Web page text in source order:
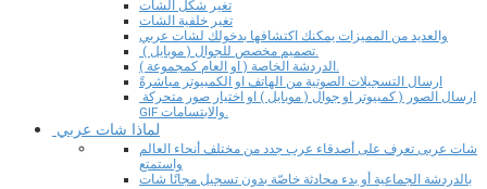
تغير شكل الشات
تغير خلفية الشات
والعديد من المميزات يمكنك اكتشافها بدخولك لشات عربي
تصميم مخصص للجوال ( موبايل ).
الدردشة الخاصة ( او العام كمجموعة ).
ارسال التسجيلات الصوتية من الهاتف او الكمبيوتر مباشرةً
GIF والابتسامات.
لماذا شات عربي
شات عربى تعرف على أصدقاء عرب جدد من مختلف أنحاء العالم
واستمتع
بالدردشة الجماعية أو بدء محادثة خاصّة بدون تسجيل مجانًا شات